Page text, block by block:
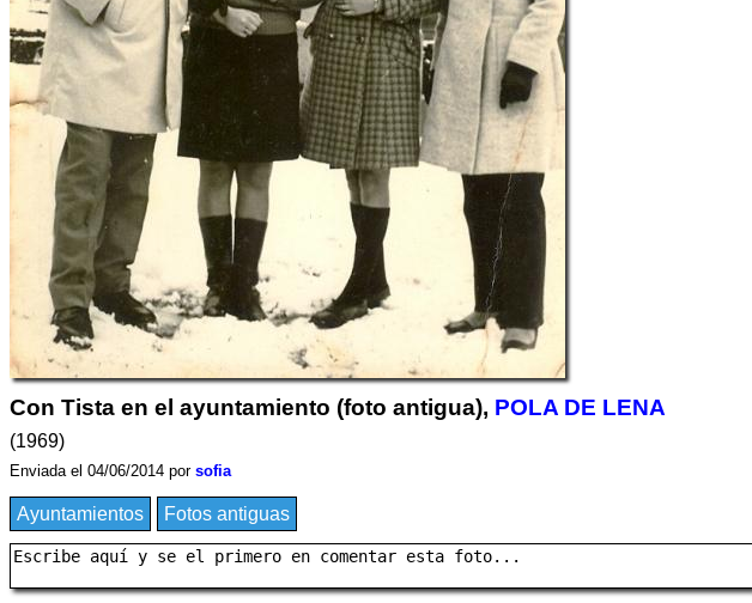
Con Tista en el ayuntamiento (foto antigua), POLA DE LENA
(1969)
Enviada el 04/06/2014 por sofia
Ayuntamientos Fotos antiguas